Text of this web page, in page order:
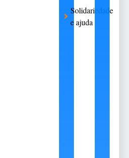
Solidariedade
e ajuda